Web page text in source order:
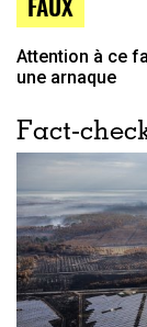
Attention à ce
une arnaque
Fact-